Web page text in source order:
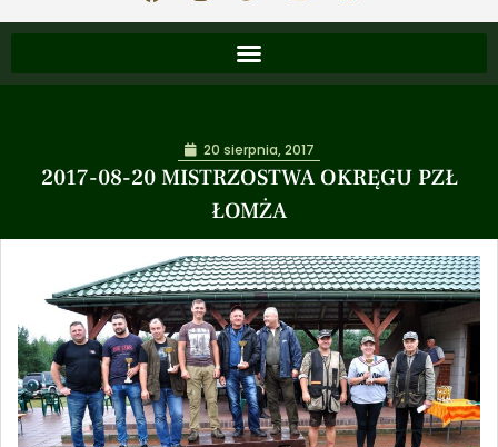
2017-08-20 MISTRZOSTWA OKRĘGU PZŁ
ŁOMŻA
20 sierpnia, 2017